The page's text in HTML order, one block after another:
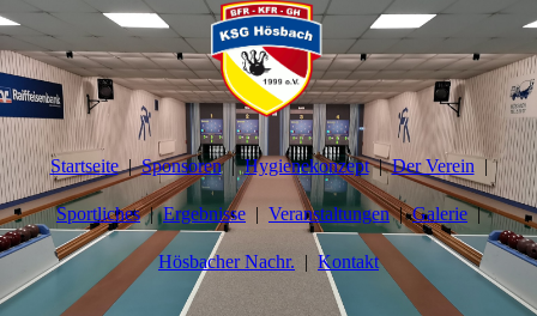
Startseite Sponsoren Hygienekonzept Der Verein
Sportliches Ergebnisse Veranstaltungen Galerie
Hösbacher Nachr. Kontakt